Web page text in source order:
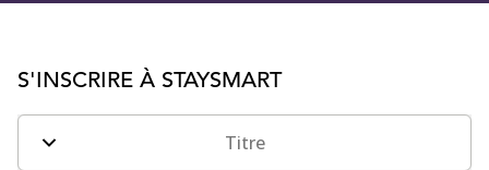
S'INSCRIRE À STAYSMART
Titre